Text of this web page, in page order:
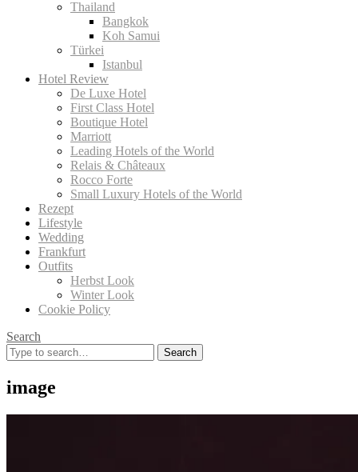
Thailand
Bangkok
Koh Samui
Türkei
Istanbul
Hotel Review
De Luxe Hotel
First Class Hotel
Boutique Hotel
Marriott
Leading Hotels of the World
Relais & Châteaux
Rocco Forte
Small Luxury Hotels of the World
Rezept
Lifestyle
Wedding
Frankfurt
Outfits
Herbst Look
Winter Look
Cookie Policy
Search
Search
for:
image